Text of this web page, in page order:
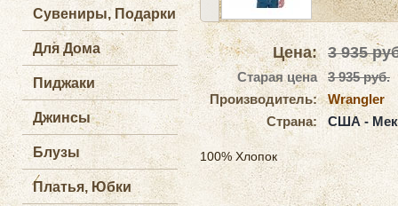
Сувениры, Подарки
Для Дома
Пиджаки
Джинсы
Блузы
Платья, Юбки
Цена: 3 935
Старая цена
3 935 руб.
Производитель:
Wrangler
Страна:
США -
100% Хлопок